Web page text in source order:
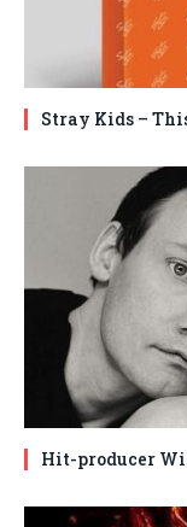
Stray Kids –
Hit-producer